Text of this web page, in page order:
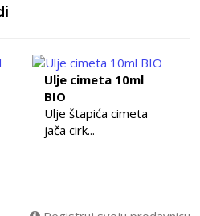
Ulje cimeta 10ml
BIO
Ulje štapića cimeta
jača cirk...